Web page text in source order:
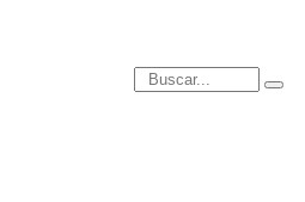
Introduce términos de